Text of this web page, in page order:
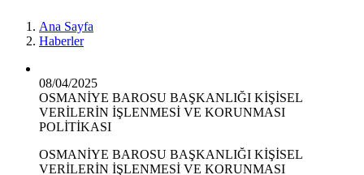
Ana Sayfa
Haberler
08/04/2025
OSMANİYE BAROSU BAŞKANLIĞI KİŞİSEL
VERİLERİN İŞLENMESİ VE KORUNMASI
POLİTİKASI
OSMANİYE BAROSU BAŞKANLIĞI KİŞİSEL
VERİLERİN İŞLENMESİ VE KORUNMASI